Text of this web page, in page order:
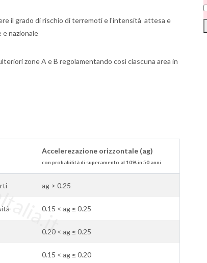
il grado di rischio di terremoti e l'intensità attesa e
e nazionale
zone A e B regolamentando così ciascuna area in
Accelerezazione orizzontale (ag)
con probabilità di superamento al 10% in 50 anni
ag > 0.25
0.15 < ag ≤ 0.25
0.20 < ag ≤ 0.25
0.15 < ag ≤ 0.20